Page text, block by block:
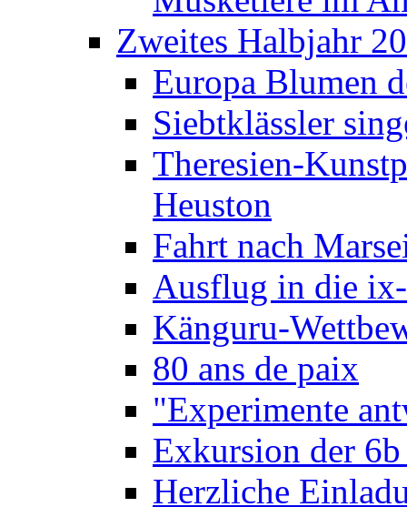
Zweites Halbjahr
Europa Blumen
Siebtklässler
Theresien-
Heuston
Fahrt nach
Ausflug in die
Känguru-
80 ans de paix
"Experimente
Exkursion der
Herzliche